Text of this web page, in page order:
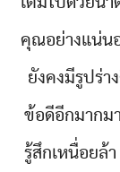
คุณอย่างแน่น
ยังคงมีรูปร่
ข้อดีอีกมากม
รู้สึกเหนื่อยล้